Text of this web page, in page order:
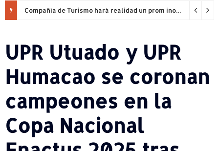
Compañía de Turismo hará realidad un prom inolvidable junto a Jowell para estudiantes de la Escuela Gabriela Mistral
UPR Utuado y UPR
Humacao se coronan
campeones en la
Copa Nacional